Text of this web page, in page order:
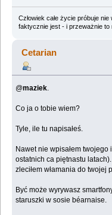
Człowiek całe życie próbuje
faktycznie jest - i przeważnie to
Cetarian
@maziek.
Co ja o tobie wiem?
Tyle, ile tu napisałeś.
Nawet nie wpisałem
ostatnich ca piętnastu
zleciłem włamania do twojej
Być może wyrywasz
staruszki w sosie béarnaise.